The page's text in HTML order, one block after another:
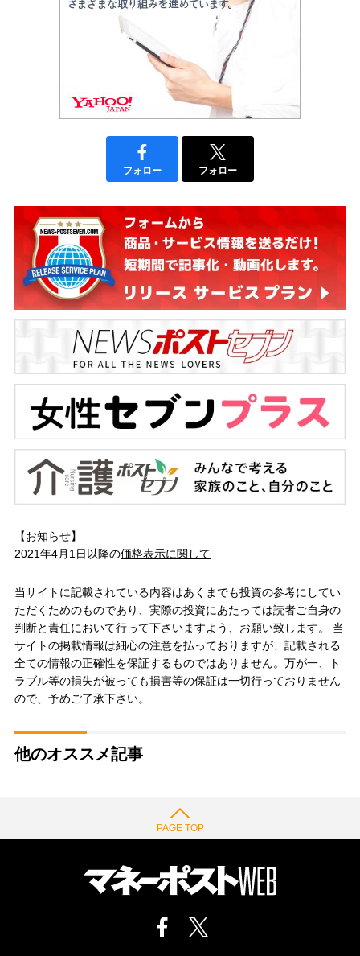
フォロー フォロー
【お知らせ】
2021年4月1日以降の価格表示に関して
当サイトに記載されている内容はあくまでも投資の参考にしてい
ただくためのものであり、実際の投資にあたっては読者ご自身の
判断と責任において行って下さいますよう、お願い致します。 当
サイトの掲載情報は細心の注意を払っておりますが、記載される
全ての情報の正確性を保証するものではありません。万が一、ト
ラブル等の損失が被っても損害等の保証は一切行っておりません
ので、予めご了承下さい。
他のオススメ記事
PAGE TOP